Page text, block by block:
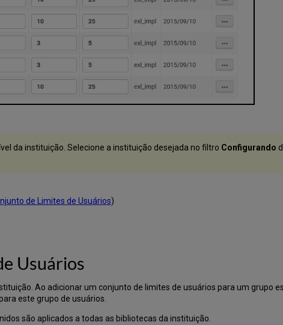
da instituição. Selecione a instituição desejada no filtro Configurando
de Limites de Usuários)
Usuários
Ao adicionar um conjunto de limites de usuários para um grupo
este grupo de usuários.
são aplicados a todas as bibliotecas da instituição.